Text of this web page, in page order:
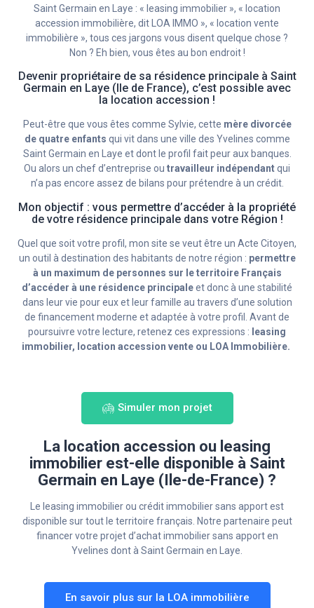
Saint Germain en Laye : « leasing immobilier », « location
accession immobilière, dit LOA IMMO », « location vente
immobilière », tous ces jargons vous disent quelque chose ?
Non ? Eh bien, vous êtes au bon endroit !
Devenir propriétaire de sa résidence principale à Saint
Germain en Laye (Ile de France), c’est possible avec
la location accession !
Peut-être que vous êtes comme Sylvie, cette mère divorcée
de quatre enfants qui vit dans une ville des Yvelines comme
Saint Germain en Laye et dont le profil fait peur aux banques.
Ou alors un chef d’entreprise ou travailleur indépendantqui
n’a pas encore assez de bilans pour prétendre à un crédit.
Mon objectif : vous permettre d’accéder à la propriété
de votre résidence principale dans votre Région !
Quel que soit votre profil, mon site se veut être un Acte Citoyen,
un outil à destination des habitants de notre région : permettre
à un maximum de personnes sur le territoire Français
d’accéder à une résidence principaleet donc à une stabilité
dans leur vie pour eux et leur famille au travers d’une solution
de financement moderne et adaptée à votre profil. Avant de
poursuivre votre lecture, retenez ces expressions : leasing
immobilier, location accession vente ou LOA Immobilière.
Simuler mon projet
La location accession ou leasing
immobilier est-elle disponible à Saint
Germain en Laye (Ile-de-France) ?
Le leasing immobilier ou crédit immobilier sans apport est
disponible sur tout le territoire français. Notre partenaire peut
financer votre projet d’achat immobilier sans apport en
Yvelines dont à Saint Germain en Laye.
En savoir plus sur la LOA immobilière